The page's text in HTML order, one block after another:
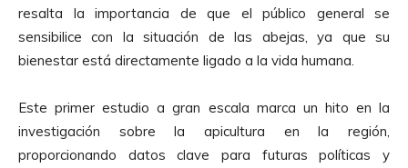
resalta la importancia de que el público general se
sensibilice con la situación de las abejas, ya que su
bienestar está directamente ligado a la vida humana.
Este primer estudio a gran escala marca un hito en la
investigación sobre la apicultura en la región,
proporcionando datos clave para futuras políticas y